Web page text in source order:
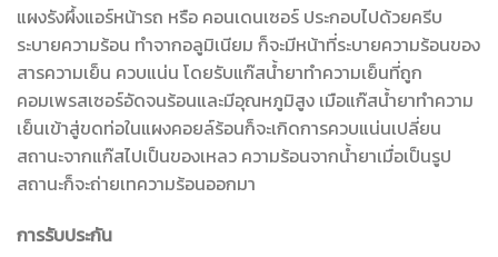
แผงรังผึ้งแอร์หน้ารถ หรือ คอนเดนเซอร์ ประกอบไปด้วยครีบ
ระบายความร้อน ทำจากอลูมิเนียม ก็จะมีหน้าที่ระบายความร้อนของ
สารความเย็น ควบแน่น โดยรับแก๊สน้ำยาทำความเย็นที่ถูก
คอมเพรสเซอร์อัดจนร้อนและมีอุณหภูมิสูง เมือแก๊สน้ำยาทำความ
เย็นเข้าสู่ขดท่อในแผงคอยล์ร้อนก็จะเกิดการควบแน่นเปลี่ยน
สถานะจากแก๊สไปเป็นของเหลว ความร้อนจากน้ำยาเมื่อเป็นรูป
สถานะก็จะถ่ายเทความร้อนออกมา
การรับประกัน